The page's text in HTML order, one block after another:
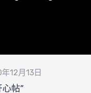
12月13日
帖”